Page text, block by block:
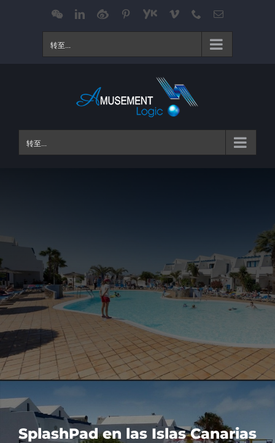
WeChatLinkedIn
Weibo Pinterest
Youku Vimeo Phone电
转至...
转至...
SplashPad en las Islas Canarias